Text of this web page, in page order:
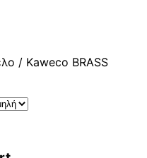
/ Kaweco BRASS